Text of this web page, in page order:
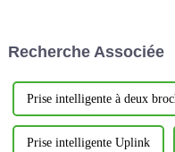
besoins divers...
Recherche Associée
Prise intelligente à deux
Prise intelligente Uplink